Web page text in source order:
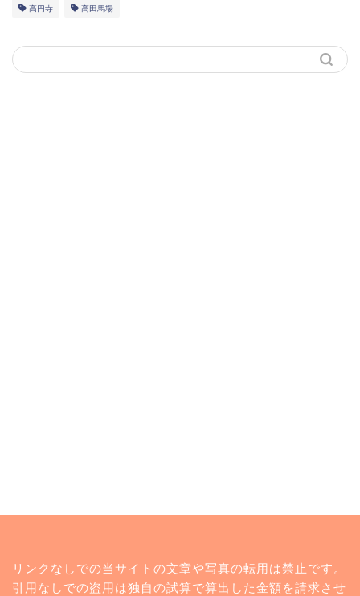
高円寺 高田馬場
リンクなしでの当サイトの文章や写真の転用は禁止です。
引用なしでの盗用は独自の試算で算出した金額を請求させ
ランキング